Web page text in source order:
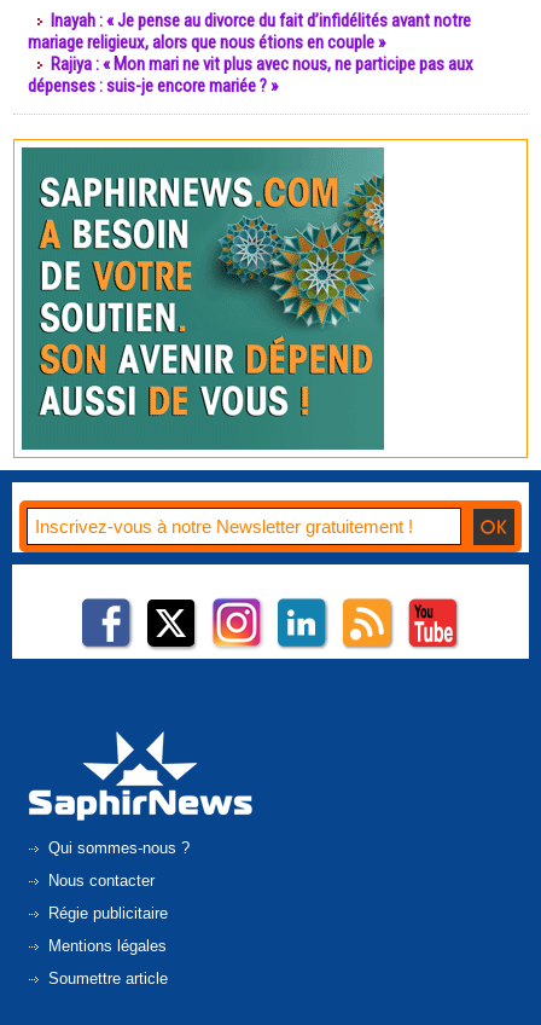
Inayah : « Je pense au divorce du fait d’infidélités avant notre
mariage religieux, alors que nous étions en couple »
Rajiya : « Mon mari ne vit plus avec nous, ne participe pas aux
dépenses : suis-je encore mariée ? »
Qui sommes-nous ?
Nous contacter
Régie publicitaire
Mentions légales
Soumettre article